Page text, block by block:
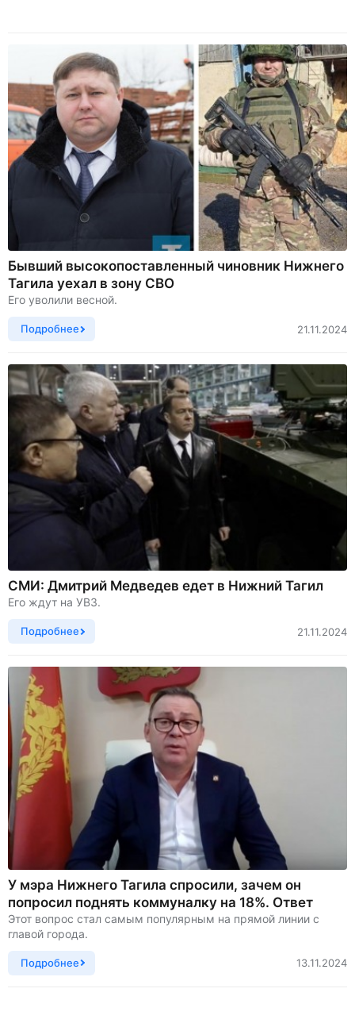
Бывший высокопоставленный чиновник Нижнего
Тагила уехал в зону СВО
Его уволили весной.
Подробнее 21.11.2024
СМИ: Дмитрий Медведев едет в Нижний Тагил
Его ждут на УВЗ.
Подробнее 21.11.2024
У мэра Нижнего Тагила спросили, зачем он
попросил поднять коммуналку на 18%. Ответ
Этот вопрос стал самым популярным на прямой линии с
главой города.
Подробнее 13.11.2024